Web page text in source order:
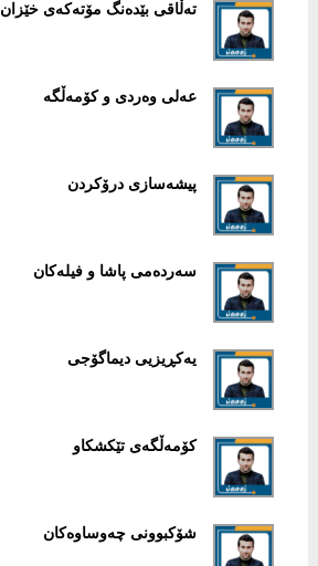
تەڵاقی بێدەنگ مۆتەکەی خێزان
عەلی وەردی و کۆمەڵگە
پیشەسازی درۆکردن
سەردەمی پاشا و فیلەکان
یەکڕیزیی دیماگۆجی
کۆمەڵگەی تێکشکاو
شۆکبوونی چەوساوەکان